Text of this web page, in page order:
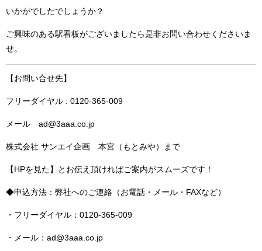
いかがでしたでしょうか？
ご興味のある駅看板がございましたら是非お問い合わせくださいま
せ。
【お問い合せ先】
フリーダイヤル : 0120-365-009
メール ad@3aaa.co.jp
株式会社 サンエイ企画 本宮（もとみや）まで
【HPを見た】とお伝え頂ければご案内がスムーズです！
◆申込方法：弊社へのご連絡（お電話・メール・FAXなど）
・フリーダイヤル：0120-365-009
・メール：ad@3aaa.co.jp